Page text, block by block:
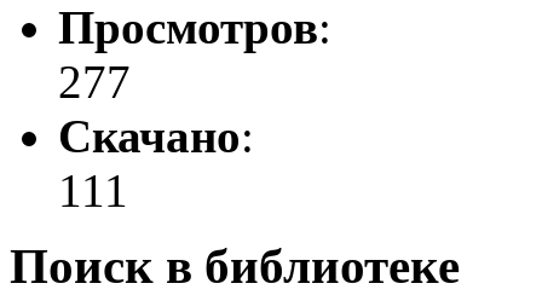
Просмотров:
277
Скачано:
111
Поиск в библиотеке